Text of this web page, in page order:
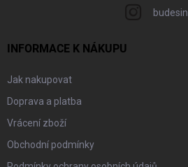
budesin
INFORMACE K NÁKUPU
Jak nakupovat
Doprava a platba
Vrácení zboží
Obchodní podmínky